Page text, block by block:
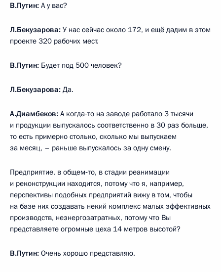
В.Путин: А у вас?
Л.Бекузарова: У нас сейчас около 172, и ещё дадим в этом
проекте 320 рабочих мест.
В.Путин: Будет под 500 человек?
Л.Бекузарова: Да.
А.Диамбеков: А когда‑то на заводе работало 3 тысячи
и продукции выпускалось соответственно в 30 раз больше,
то есть примерно столько, сколько мы выпускаем
за месяц, – раньше выпускалось за одну смену.
Предприятие, в общем‑то, в стадии реанимации
и реконструкции находится, потому что я, например,
перспективы подобных предприятий вижу в том, чтобы
на базе них создавать некий комплекс малых эффективных
производств, неэнергозатратных, потому что Вы
представляете огромные цеха 14 метров высотой?
В.Путин: Очень хорошо представляю.